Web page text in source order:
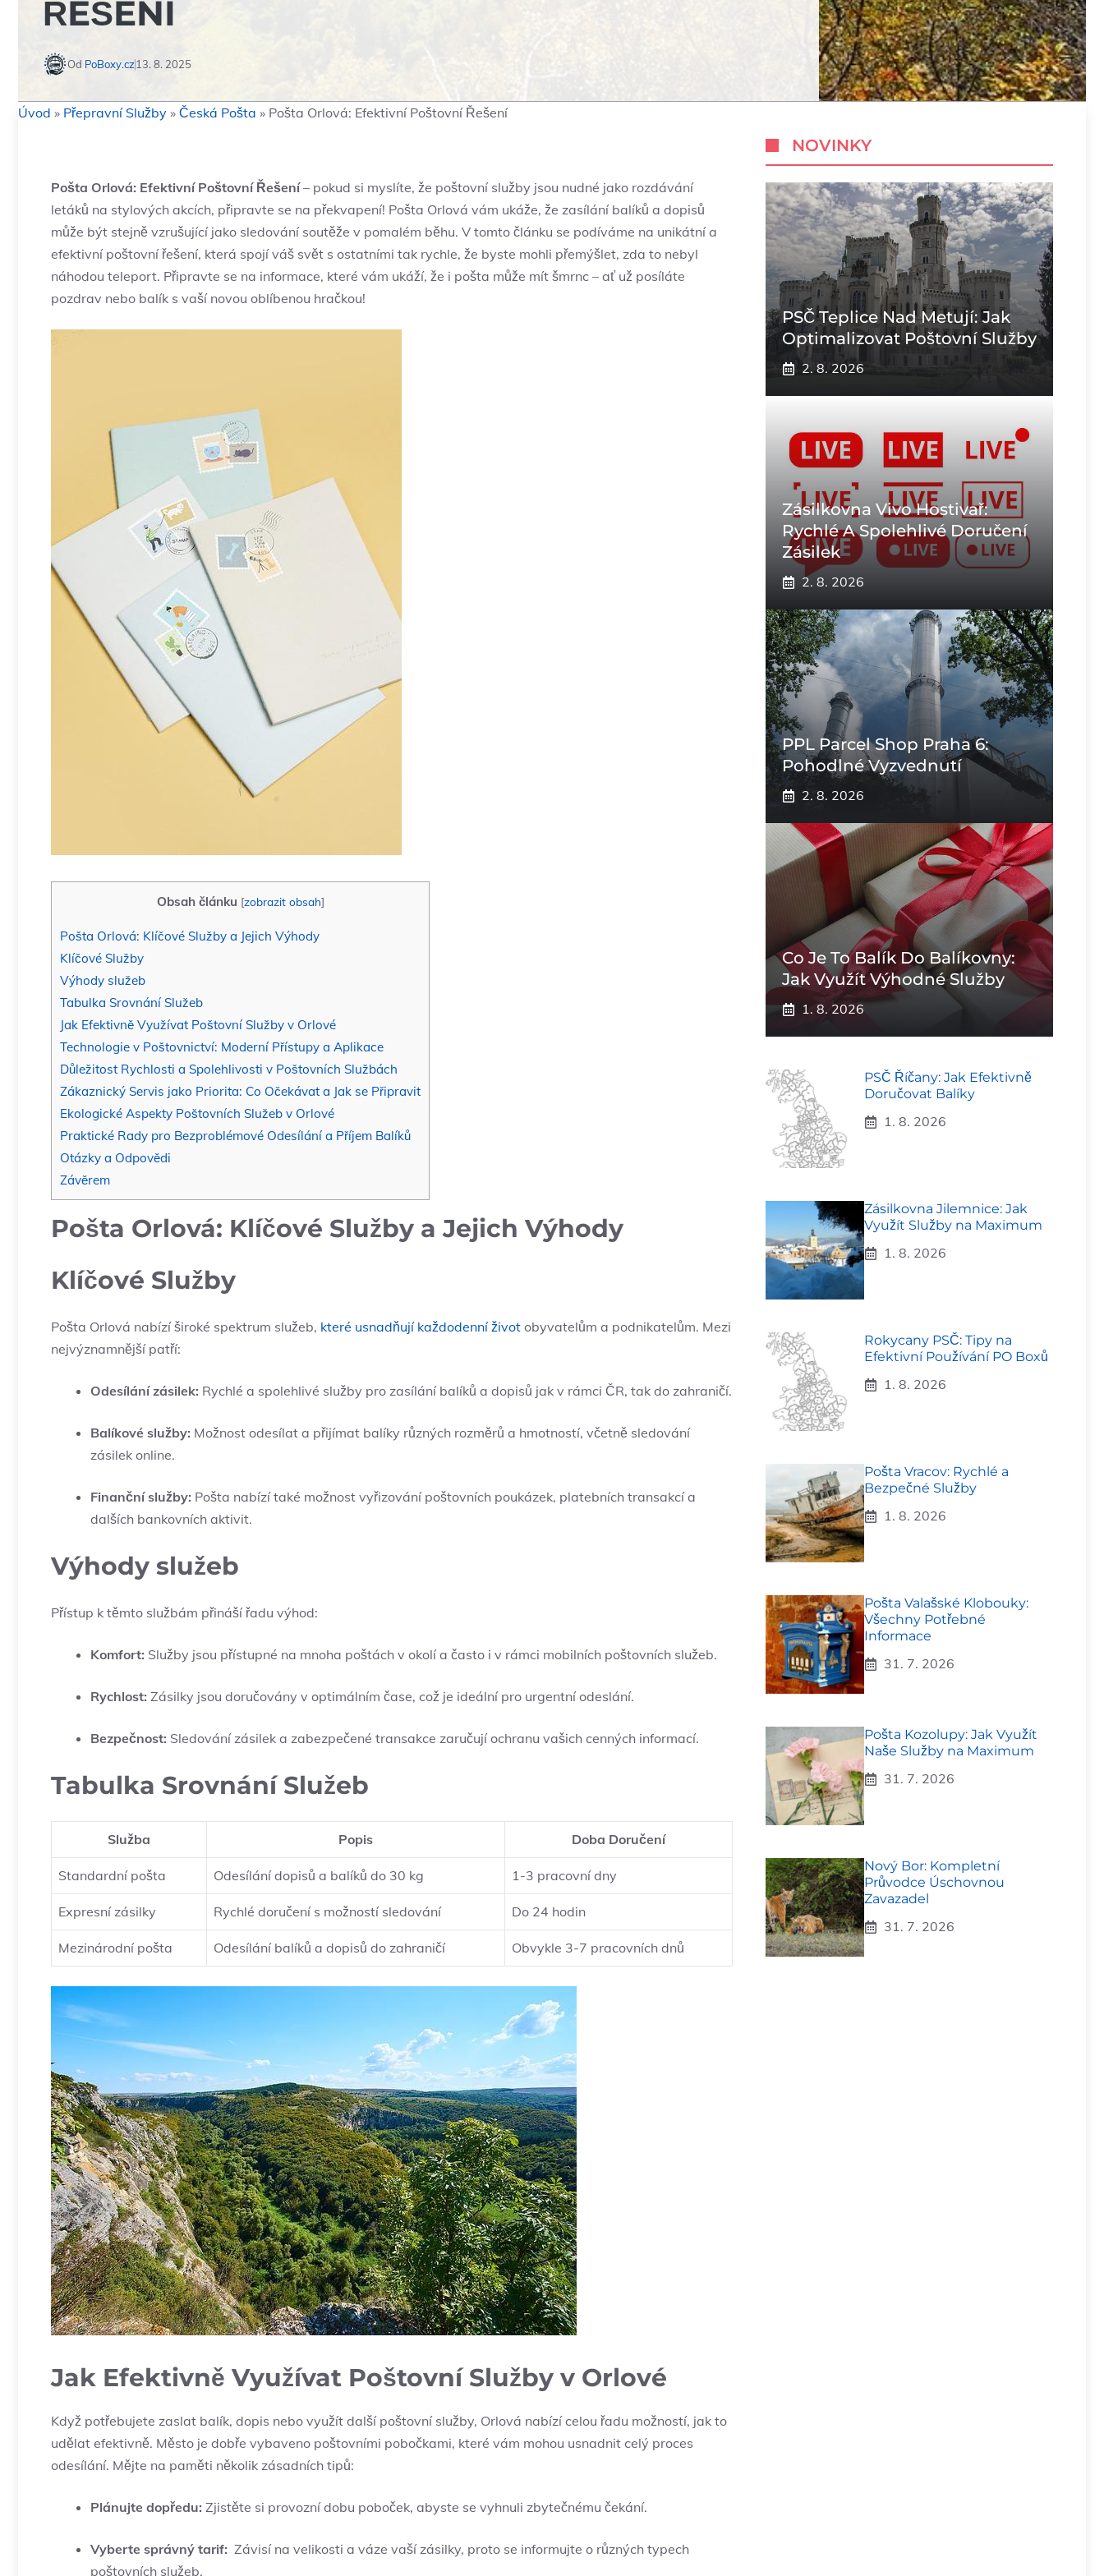
ŘEŠENÍ
Od PoBoxy.cz 13. 8. 2025
Úvod » Přepravní Služby » Česká Pošta » Pošta Orlová: Efektivní Poštovní Řešení
Pošta⁤ Orlová:⁣ Efektivní ‍Poštovní Řešení– ‍pokud si myslíte, že poštovní služby jsou nudné jako rozdávání
letáků na ‌stylových akcích, připravte se ⁢na překvapení! Pošta Orlová vám ukáže, že ​zasílání balíků⁤ a dopisů
⁢může⁤ být stejně ‍vzrušující jako sledování soutěže​ v pomalém běhu. V ⁣tomto článku se podíváme na unikátní a⁢
efektivní poštovní řešení, která spojí váš svět s ostatními tak rychle, že byste ⁣mohli přemýšlet, zda to nebyl⁢
náhodou‍ teleport. Připravte se na informace,⁣ které‍ vám ukáží, že i pošta ​může mít šmrnc –⁢ ať už posíláte
pozdrav nebo balík s ⁤vaší‌ novou oblíbenou hračkou!
Obsah článku [zobrazit obsah]
Pošta Orlová: Klíčové Služby a​ Jejich Výhody
Klíčové Služby
Výhody služeb
Tabulka⁢ Srovnání Služeb
Jak Efektivně Využívat Poštovní Služby v Orlové
Technologie ‌v Poštovnictví: Moderní Přístupy‍ a ​Aplikace
Důležitost‍ Rychlosti a Spolehlivosti v Poštovních Službách
Zákaznický Servis⁢ jako Priorita:⁤ Co Očekávat a Jak se Připravit
Ekologické Aspekty Poštovních Služeb v Orlové
Praktické Rady pro⁢ Bezproblémové Odesílání a Příjem Balíků
Otázky a Odpovědi
Závěrem
Pošta Orlová: Klíčové Služby a​ Jejich Výhody
Klíčové Služby
Pošta Orlová ⁣nabízí široké spektrum služeb,‍ které usnadňují každodenní život obyvatelům a podnikatelům. Mezi
nejvýznamnější patří:
Odesílání zásilek: Rychlé a spolehlivé služby pro ⁤zasílání balíků ⁤a⁣ dopisů jak v ‌rámci⁢ ČR, ​tak do zahraničí.
Balíkové⁢ služby: ​Možnost odesílat a přijímat balíky různých rozměrů ⁤a hmotností, včetně sledování
zásilek online.
Finanční služby: ⁣Pošta nabízí ⁢také možnost ​vyřizování⁢ poštovních poukázek, platebních transakcí a
dalších bankovních aktivit.
Výhody služeb
Přístup k těmto službám ​přináší⁣ řadu výhod:
Komfort: Služby​ jsou přístupné na mnoha poštách v okolí a ‍často i ‌v rámci mobilních ‍poštovních ⁢služeb.
Rychlost: Zásilky jsou doručovány v optimálním čase, což je ‌ideální ⁤pro urgentní odeslání.
Bezpečnost: Sledování⁢ zásilek a zabezpečené transakce zaručují ochranu vašich⁣ cenných ​informací.
Tabulka⁢ Srovnání Služeb
Služba Popis Doba ‌Doručení
Standardní pošta Odesílání⁤ dopisů​ a balíků do 30 kg 1-3 pracovní dny
Expresní zásilky Rychlé doručení s‍ možností sledování Do 24 hodin
Mezinárodní pošta Odesílání balíků a dopisů do zahraničí Obvykle 3-7 pracovních dnů
Jak Efektivně Využívat Poštovní Služby v Orlové
Když ​potřebujete zaslat balík, dopis‌ nebo ⁤využít‌ další poštovní služby,‌ Orlová nabízí celou⁤ řadu možností,⁤ jak to
udělat efektivně. Město je dobře⁣ vybaveno‍ poštovními pobočkami, které‌ vám mohou ⁣usnadnit celý proces
⁤odesílání. ‌Mějte na ​paměti⁤ několik zásadních⁤ tipů:
Plánujte dopředu: Zjistěte‍ si provozní dobu⁢ poboček, abyste ​se ‌vyhnuli ​zbytečnému‌ čekání.
Vyberte ‍správný tarif: ⁤ Závisí na velikosti​ a váze vaší‌ zásilky, proto se⁤ informujte o různých typech
‌poštovních ‌služeb.
NOVINKY
PSČ Teplice Nad Metují: Jak
Optimalizovat Poštovní Služby
2. 8. 2026
Zásilkovna Vivo Hostivař:
Rychlé A Spolehlivé Doručení
Zásilek
2. 8. 2026
PPL Parcel Shop Praha 6:
Pohodlné Vyzvednutí
2. 8. 2026
Co Je To Balík Do Balíkovny:
Jak Využít Výhodné Služby
1. 8. 2026
PSČ Říčany: Jak Efektivně
Doručovat Balíky
1. 8. 2026
Zásilkovna Jilemnice: Jak
Využít Služby na Maximum
1. 8. 2026
Rokycany PSČ: Tipy na
Efektivní Používání PO Boxů
1. 8. 2026
Pošta Vracov: Rychlé a
Bezpečné Služby
1. 8. 2026
Pošta Valašské Klobouky:
Všechny Potřebné
Informace
31. 7. 2026
Pošta Kozolupy: Jak Využít
Naše Služby na Maximum
31. 7. 2026
Nový Bor: Kompletní
Průvodce Úschovnou
Zavazadel
31. 7. 2026